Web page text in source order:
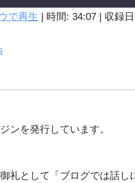
で再生 | 時間: 34:07 | 収録
ンを発行しています。
礼として「ブログでは話し